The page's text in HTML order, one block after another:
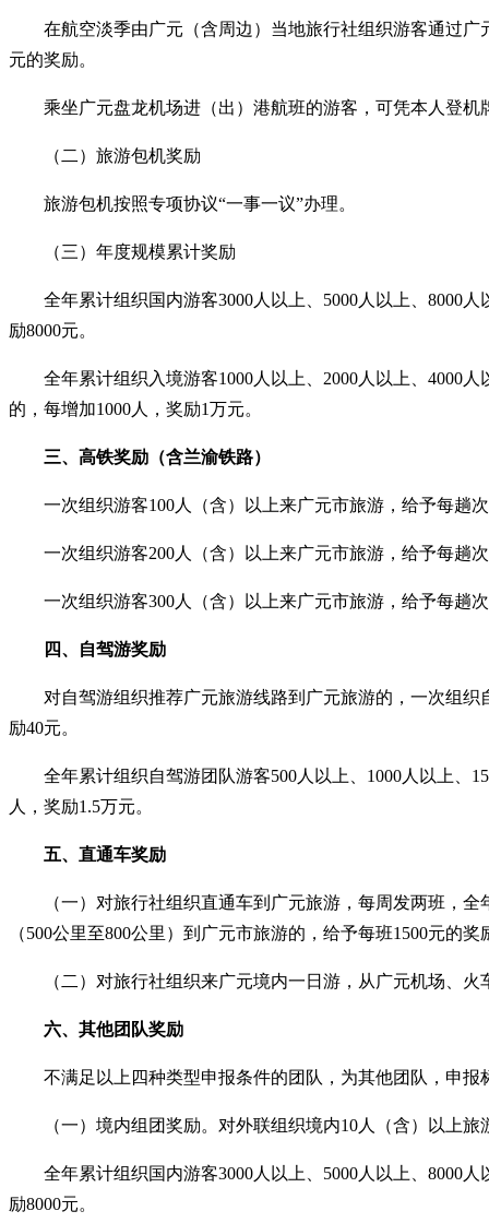
在航空淡季由广元（含周边）当地旅行社组织游客通过广
元的奖励。
乘坐广元盘龙机场进（出）港航班的游客，可凭本人登机
（二）旅游包机奖励
旅游包机按照专项协议“一事一议”办理。
（三）年度规模累计奖励
全年累计组织国内游客3000人以上、5000人以上、8000
励8000元。
全年累计组织入境游客1000人以上、2000人以上、4000
的，每增加1000人，奖励1万元。
三、高铁奖励（含兰渝铁路）
一次组织游客100人（含）以上来广元市旅游，给予每趟
一次组织游客200人（含）以上来广元市旅游，给予每趟
一次组织游客300人（含）以上来广元市旅游，给予每趟
四、自驾游奖励
对自驾游组织推荐广元旅游线路到广元旅游的，一次组织
励40元。
全年累计组织自驾游团队游客500人以上、1000人以上、
人，奖励1.5万元。
五、直通车奖励
（一）对旅行社组织直通车到广元旅游，每周发两班，全
（500公里至800公里）到广元市旅游的，给予每班1500元的
（二）对旅行社组织来广元境内一日游，从广元机场、火
六、其他团队奖励
不满足以上四种类型申报条件的团队，为其他团队，申报
（一）境内组团奖励。对外联组织境内10人（含）以上旅
全年累计组织国内游客3000人以上、5000人以上、8000
励8000元。